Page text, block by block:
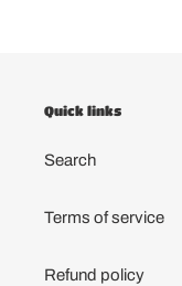
Quick links
Search
Terms of service
Refund policy